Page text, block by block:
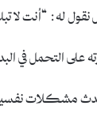
نقول له: “أنت
التحمل في
مشكلات